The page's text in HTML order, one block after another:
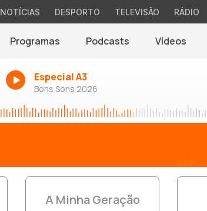
NOTÍCIAS DESPORTO TELEVISÃO RÁDIO
Programas Podcasts Vídeos
Especial A3
Bons Sons 2026
A Minha Geração